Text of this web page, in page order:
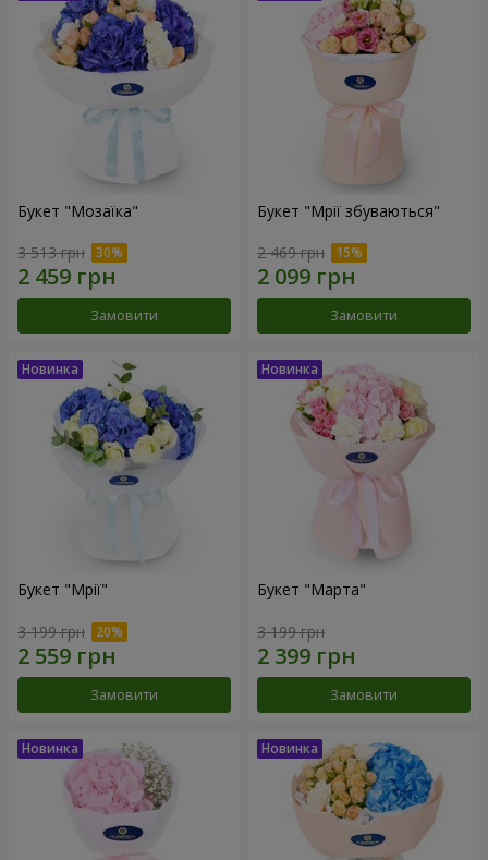
Букет "Мозаїка"
3 513 грн
Замовити
Букет "Мрії збуваються"
2 469 грн
Замовити
Букет "Мрії"
3 199 грн
Замовити
Букет "Марта"
3 199 грн
Замовити